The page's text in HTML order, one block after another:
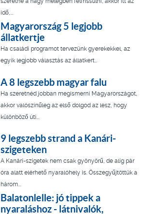
idő,...
Magyarország 5 legjobb
állatkertje
Ha családi programot tervezünk gyerekekkel, az
egyik legjobb választás az állatkert…
A 8 legszebb magyar falu
Ha szeretnéd jobban megismerni Magyarországot,
akkor valószínűleg az első dolgod az lesz, hogy
különböző úti...
9 legszebb strand a Kanári-
szigeteken
A Kanári-szigetek nem csak gyönyörű, de alig pár
óra alatt elérhető nyaralóhely is. Összegyűjtöttük a
három...
Balatonlelle: jó tippek a
nyaraláshoz - látnivalók,